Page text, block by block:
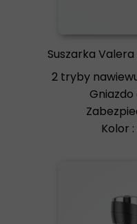
Suszarka Valera
2 tryby
Gniazdo
Kolor